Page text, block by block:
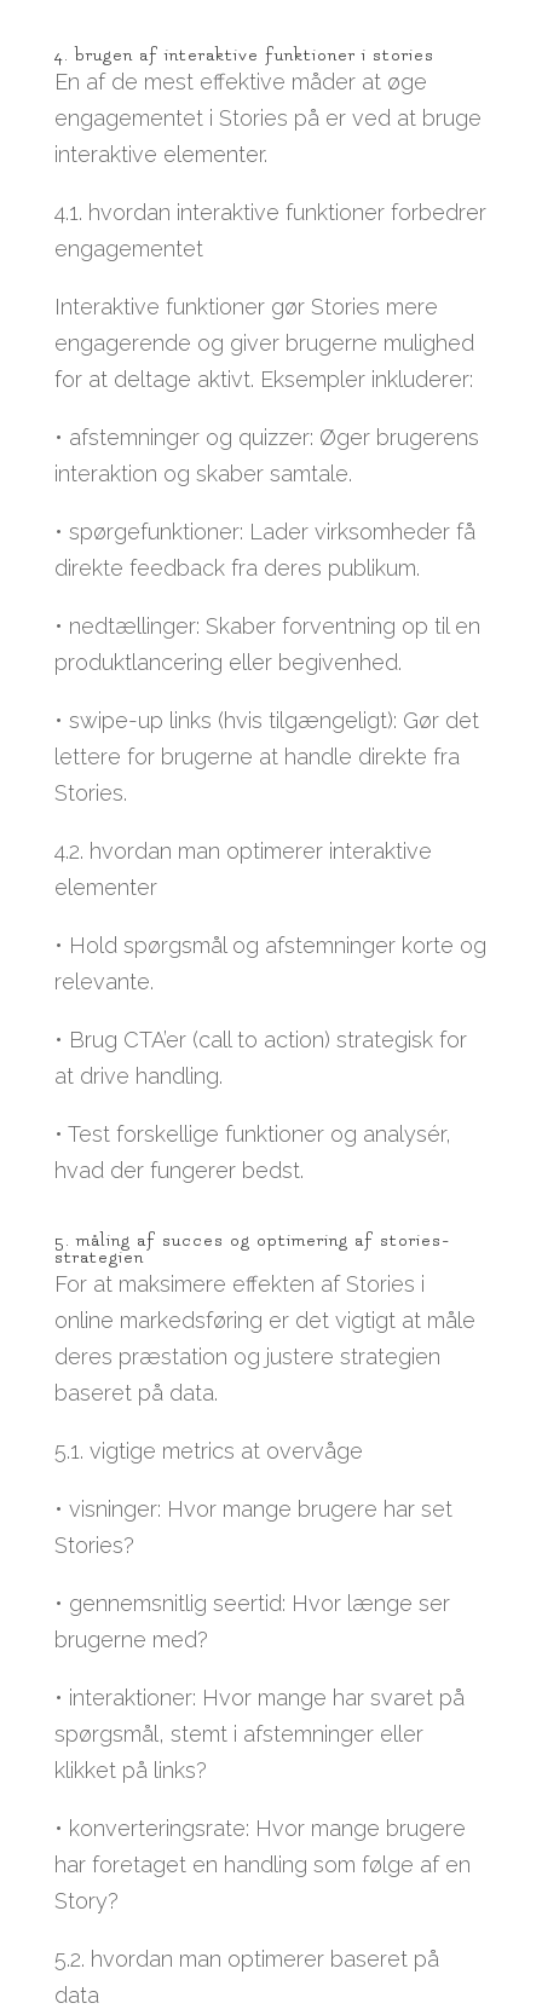
4. brugen af interaktive funktioner i stories
En af de mest effektive måder at øge
engagementet i Stories på er ved at bruge
interaktive elementer.
4.1. hvordan interaktive funktioner forbedrer
engagementet
Interaktive funktioner gør Stories mere
engagerende og giver brugerne mulighed
for at deltage aktivt. Eksempler inkluderer:
• afstemninger og quizzer: Øger brugerens
interaktion og skaber samtale.
• spørgefunktioner: Lader virksomheder få
direkte feedback fra deres publikum.
• nedtællinger: Skaber forventning op til en
produktlancering eller begivenhed.
• swipe-up links (hvis tilgængeligt): Gør det
lettere for brugerne at handle direkte fra
Stories.
4.2. hvordan man optimerer interaktive
elementer
• Hold spørgsmål og afstemninger korte og
relevante.
• Brug CTA’er (call to action) strategisk for
at drive handling.
• Test forskellige funktioner og analysér,
hvad der fungerer bedst.
5. måling af succes og optimering af stories-
strategien
For at maksimere effekten af Stories i
online markedsføring er det vigtigt at måle
deres præstation og justere strategien
baseret på data.
5.1. vigtige metrics at overvåge
• visninger: Hvor mange brugere har set
Stories?
• gennemsnitlig seertid: Hvor længe ser
brugerne med?
• interaktioner: Hvor mange har svaret på
spørgsmål, stemt i afstemninger eller
klikket på links?
• konverteringsrate: Hvor mange brugere
har foretaget en handling som følge af en
Story?
5.2. hvordan man optimerer baseret på
data